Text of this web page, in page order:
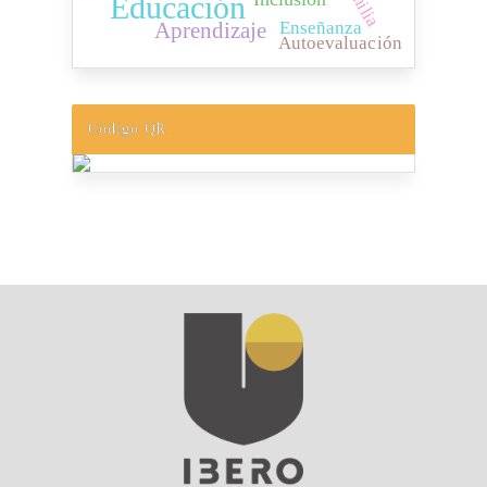
Aprendizaje Enseñanza
Autoevaluación
Código QR